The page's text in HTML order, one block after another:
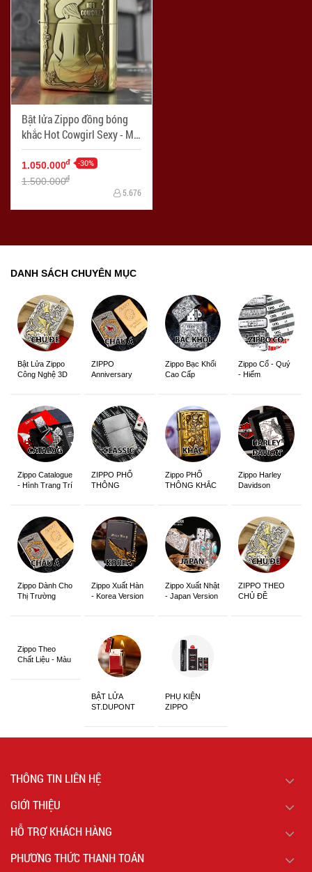
Bật lửa Zippo đồng bóng
khắc Hot Cowgirl Sexy - Mã
SP: ZPC1787
1.050.000đ -30%
1.500.000đ
5.676
DANH SÁCH CHUYÊN MỤC
Bật Lửa Zippo
Công Nghệ 3D
ZIPPO
Anniversary
Zippo Bạc Khối
Cao Cấp
Zippo Cổ - Quý
- Hiếm
Zippo Catalogue
- Hình Trang Trí
ZIPPO PHỔ
THÔNG
Zippo PHỔ
THÔNG KHẮC
Zippo Harley
Davidson
Zippo Dành Cho
Thị Trường
Zippo Xuất Hàn
- Korea Version
Zippo Xuất Nhật
- Japan Version
ZIPPO THEO
CHỦ ĐỀ
Zippo Theo
Chất Liệu - Màu
BẬT LỬA
ST.DUPONT
PHỤ KIỆN
ZIPPO
THÔNG TIN LIÊN HỆ
GIỚI THIỆU
HỖ TRỢ KHÁCH HÀNG
PHƯƠNG THỨC THANH TOÁN